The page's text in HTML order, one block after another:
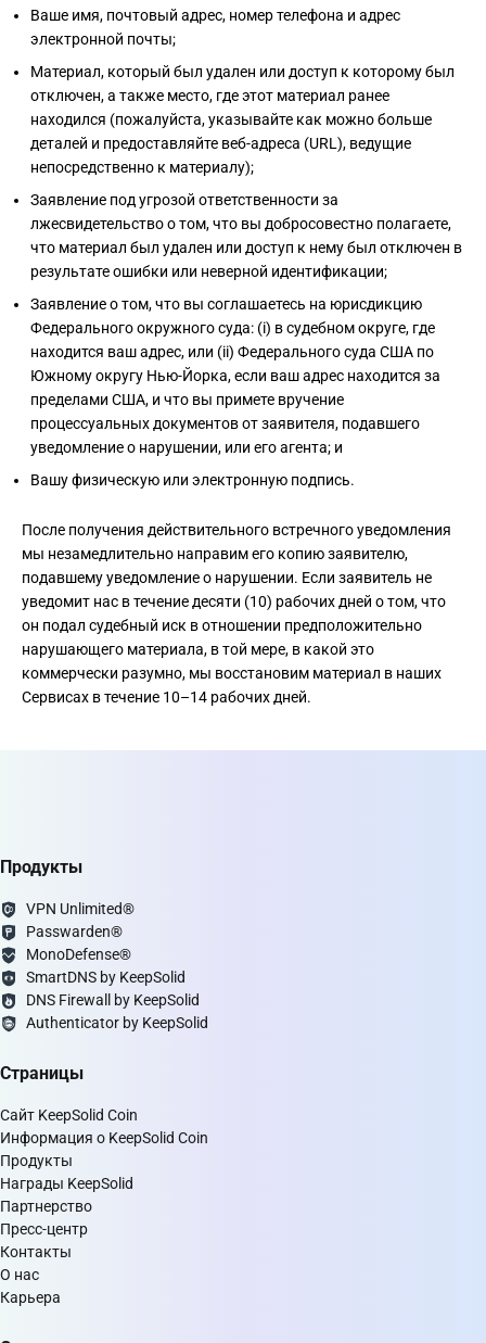
Ваше имя, почтовый адрес, номер телефона и адрес
электронной почты;
Материал, который был удален или доступ к которому был
отключен, а также место, где этот материал ранее
находился (пожалуйста, указывайте как можно больше
деталей и предоставляйте веб-адреса (URL), ведущие
непосредственно к материалу);
Заявление под угрозой ответственности за
лжесвидетельство о том, что вы добросовестно полагаете,
что материал был удален или доступ к нему был отключен в
результате ошибки или неверной идентификации;
Заявление о том, что вы соглашаетесь на юрисдикцию
Федерального окружного суда: (i) в судебном округе, где
находится ваш адрес, или (ii) Федерального суда США по
Южному округу Нью-Йорка, если ваш адрес находится за
пределами США, и что вы примете вручение
процессуальных документов от заявителя, подавшего
уведомление о нарушении, или его агента; и
Вашу физическую или электронную подпись.
После получения действительного встречного уведомления
мы незамедлительно направим его копию заявителю,
подавшему уведомление о нарушении. Если заявитель не
уведомит нас в течение десяти (10) рабочих дней о том, что
он подал судебный иск в отношении предположительно
нарушающего материала, в той мере, в какой это
коммерчески разумно, мы восстановим материал в наших
Сервисах в течение 10–14 рабочих дней.
Продукты
VPN Unlimited®
Passwarden®
MonoDefense®
SmartDNS by KeepSolid
DNS Firewall by KeepSolid
Authenticator by KeepSolid
Страницы
Сайт KeepSolid Coin
Информация о KeepSolid Coin
Продукты
Награды KeepSolid
Партнерство
Пресс-центр
Контакты
О нас
Карьера